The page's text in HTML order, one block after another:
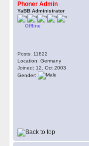
Phoner Admin
YaBB Administrator
Offline
Posts: 11822
Location: Germany
Joined: 12. Oct 2003
Gender: